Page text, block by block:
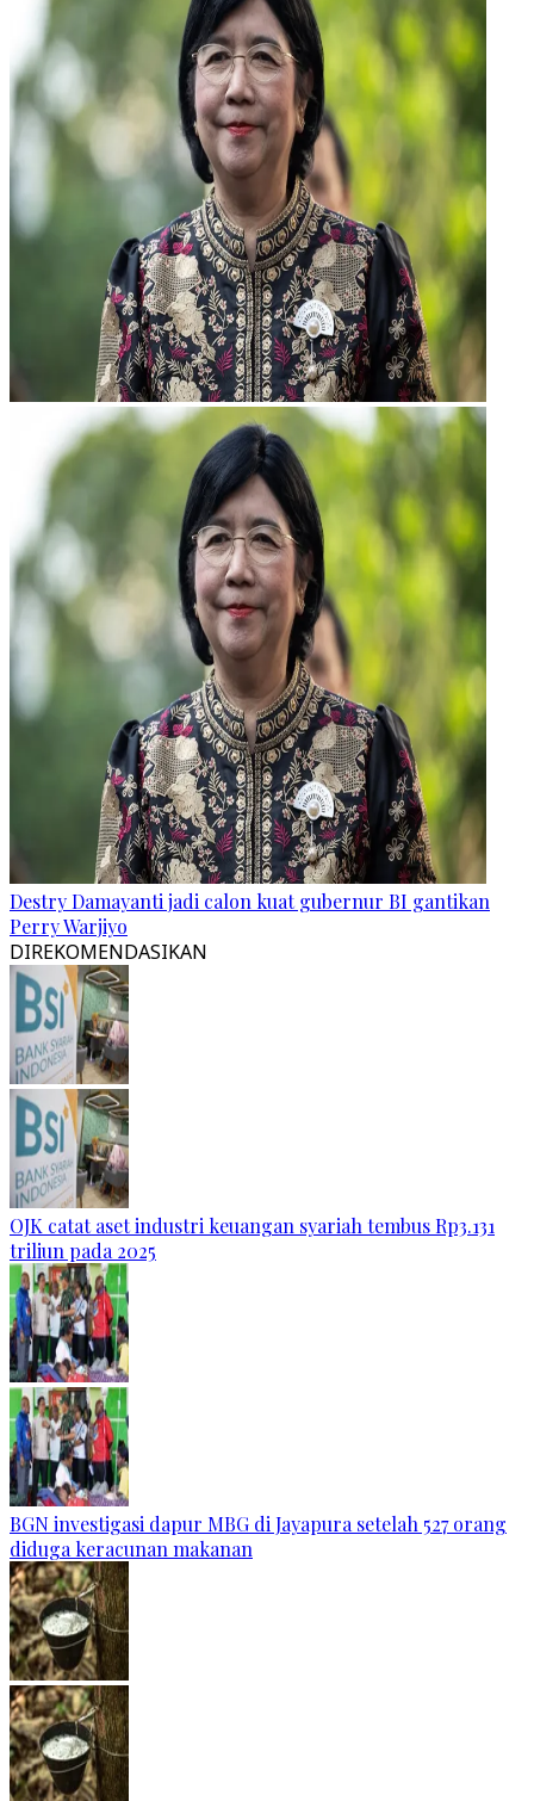
Destry Damayanti jadi calon kuat gubernur BI gantikan
Perry Warjiyo
DIREKOMENDASIKAN
OJK catat aset industri keuangan syariah tembus Rp3.131
triliun pada 2025
BGN investigasi dapur MBG di Jayapura setelah 527 orang
diduga keracunan makanan